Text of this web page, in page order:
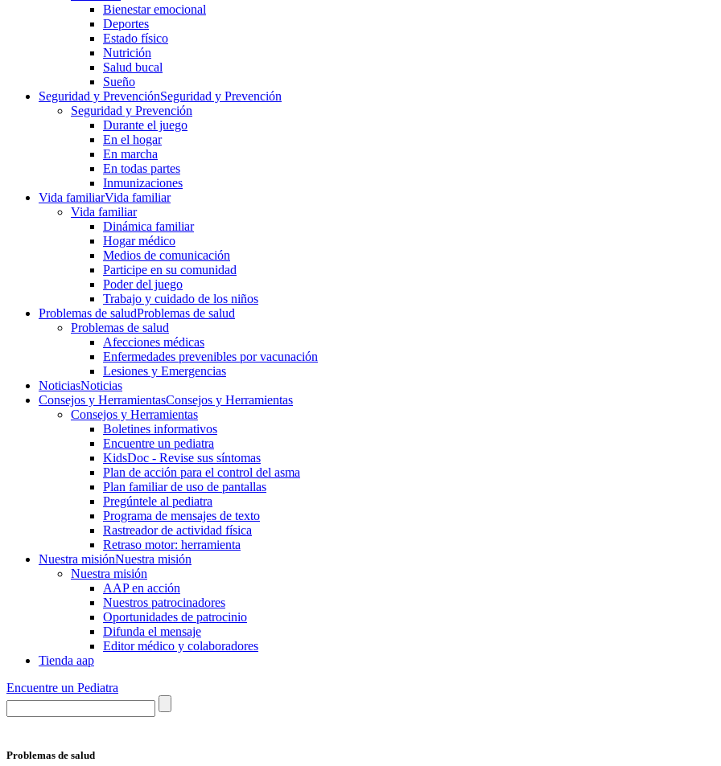
Bienestar emocional
Deportes
Estado físico
Nutrición
Salud bucal
Sueño
Seguridad y PrevenciónSeguridad y Prevención
Seguridad y Prevención
Durante el juego
En el hogar
En marcha
En todas partes
Inmunizaciones
Vida familiarVida familiar
Vida familiar
Dinámica familiar
Hogar médico
Medios de comunicación
Participe en su comunidad
Poder del juego
Trabajo y cuidado de los niños
Problemas de saludProblemas de salud
Problemas de salud
Afecciones médicas
Enfermedades prevenibles por vacunación
Lesiones y Emergencias
NoticiasNoticias
Consejos y HerramientasConsejos y Herramientas
Consejos y Herramientas
Boletines informativos
Encuentre un pediatra
KidsDoc - Revise sus síntomas
Plan de acción para el control del asma
Plan familiar de uso de pantallas
Pregúntele al pediatra
Programa de mensajes de texto
Rastre​​ador de activida​d física
Retraso motor: herramienta
Nuestra misiónNuestra misión
Nuestra misión
AAP en acción
Nuestros patrocinadores
Oportunidades de patrocinio
Difunda el mensaje
Editor médico y colaboradores
Tienda aap
Encuentre un Pediatra
Problemas de salud